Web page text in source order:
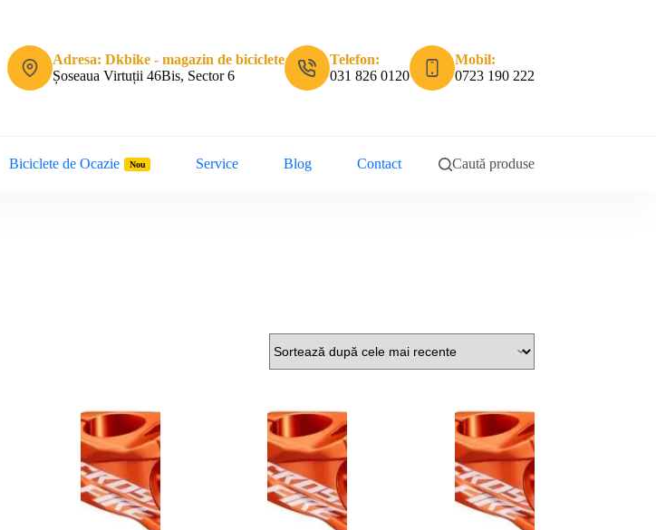
Adresa: Dkbike - magazin de biciclete
Șoseaua Virtuții 46Bis, Sector 6
Telefon:
031 826 0120
Mobil:
0723 190 222
Biciclete de Ocazie Nou Service Blog Contact Caută produse